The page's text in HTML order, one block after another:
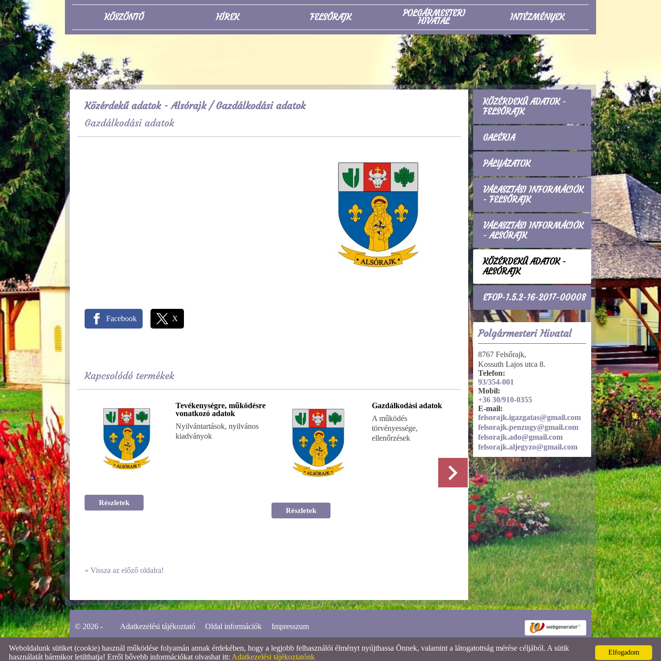
KÖSZÖNTŐ HÍREK FELSŐRAJK POLGÁRMESTERI
HIVATAL INTÉZMÉNYEK
Közérdekű adatok - Alsórajk/ Gazdálkodási adatok
Gazdálkodási adatok
Facebook X
Kapcsolódó termékek
Tevékenységre, működésre
vonatkozó adatok
Nyilvántartások, nyilvános
kiadványok
Részletek
Gazdálkodási adatok
A működés
törvényessége,
ellenőrzések
Részletek
Tevékenységre, működésre
vonatkozó adatok
Döntéshozatal, ülések
Részletek
« Vissza az előző oldalra!
KÖZÉRDEKŰ ADATOK -
FELSŐRAJK
GALÉRIA
PÁLYÁZATOK
VÁLASZTÁSI INFORMÁCIÓK
- FELSŐRAJK
VÁLASZTÁSI INFORMÁCIÓK
- ALSÓRAJK
KÖZÉRDEKŰ ADATOK -
ALSÓRAJK
EFOP-1.5.2-16-2017-00008
Polgármesteri Hivatal
8767 Felsőrajk,
Kossuth Lajos utca 8.
Telefon:
93/354-001
Mobil:
+36 30/910-0355
E-mail:
felsorajk.igazgatas@gmail.com
felsorajk.penzugy@gmail.com
felsorajk.ado@gmail.com
felsorajk.aljegyzo@gmail.com
© 2026 - Adatkezelési tájékoztató Oldal információk Impresszum
Elfogadom
Weboldalunk sütiket (cookie) használ működése folyamán annak érdekében, hogy a legjobb felhasználói élményt nyújthassa Önnek, valamint a látogatottság mérése céljából. A sütik
használatát bármikor letilthatja! Erről bővebb információkat olvashat itt: Adatkezelési tájékoztatónk